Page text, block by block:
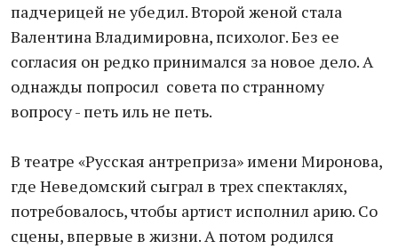
падчерицей не убедил. Второй женой стала
Валентина Владимировна, психолог. Без ее
согласия он редко принимался за новое дело. А
однажды попросил совета по странному
вопросу - петь иль не петь.
В театре «Русская антреприза» имени Миронова,
где Неведомский сыграл в трех спектаклях,
потребовалось, чтобы артист исполнил арию. Со
сцены, впервые в жизни. А потом родился